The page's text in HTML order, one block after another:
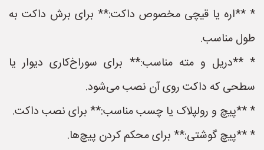
* **اره یا قیچی مخصوص داکت:** برای برش داکت به
طول مناسب.
* **دریل و مته مناسب:** برای سوراخ‌کاری دیوار یا
سطحی که داکت روی آن نصب می‌شود.
* **پیچ و رولپلاک یا چسب مناسب:** برای نصب داکت.
* **پیچ گوشتی:** برای محکم کردن پیچ‌ها.